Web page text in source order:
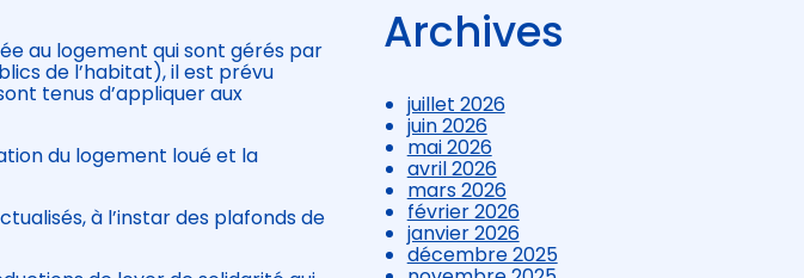
au logement qui sont gérés par
de l’habitat), il est prévu
tenus d’appliquer aux
du logement loué et la
à l’instar des plafonds de
Archives
juillet 2026
juin 2026
mai 2026
avril 2026
mars 2026
février 2026
janvier 2026
décembre 2025